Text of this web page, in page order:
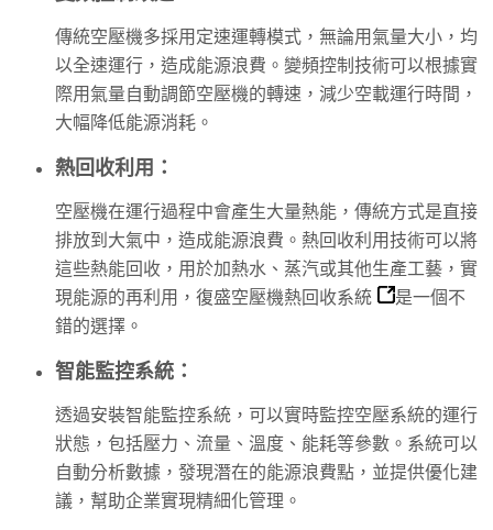
傳統空壓機多採用定速運轉模式，無論用氣量大小，均
以全速運行，造成能源浪費。變頻控制技術可以根據實
際用氣量自動調節空壓機的轉速，減少空載運行時間，
大幅降低能源消耗。
熱回收利用：
空壓機在運行過程中會產生大量熱能，傳統方式是直接
排放到大氣中，造成能源浪費。熱回收利用技術可以將
這些熱能回收，用於加熱水、蒸汽或其他生產工藝，實
現能源的再利用， 復盛空壓機熱回收系統
是一個不
錯的選擇。
智能監控系統：
透過安裝智能監控系統，可以實時監控空壓系統的運行
狀態，包括壓力、流量、溫度、能耗等參數。系統可以
自動分析數據，發現潛在的能源浪費點，並提供優化建
議，幫助企業實現精細化管理。